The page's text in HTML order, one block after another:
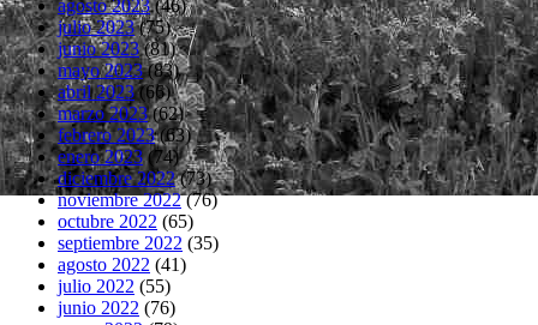
agosto 2023(46)
julio 2023(75)
junio 2023(81)
mayo 2023(83)
abril 2023(66)
marzo 2023(62)
febrero 2023(63)
enero 2023(74)
diciembre 2022(73)
noviembre 2022(76)
octubre 2022 (65)
septiembre 2022 (35)
agosto 2022 (41)
julio 2022 (55)
junio 2022 (76)